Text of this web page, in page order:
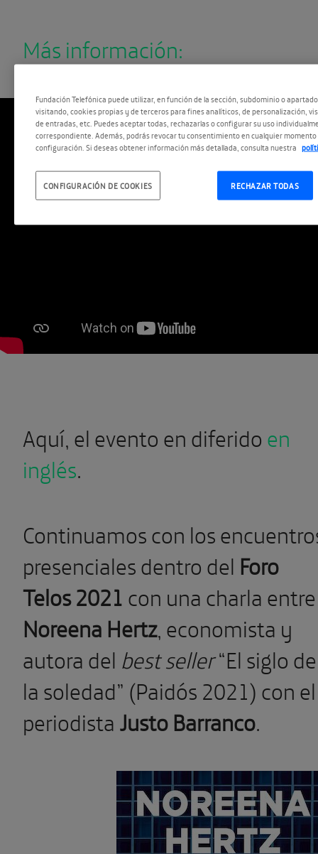
Más información:
Aquí, el evento en diferidoen
inglés.
Continuamos con los
presenciales dentro del Foro
Telos 2021con una charla entre
Noreena Hertz, economista y
autora del best seller“El siglo de
la soledad” (Paidós 2021) con el
periodistaJusto Barranco.
Fundación Telefónica puede utilizar, en función de la sección, subdominio o
visitando, cookies propias y de terceros para fines analíticos, de personalización,
de entradas, etc. Puedes aceptar todas, rechazarlas o configurar su uso
correspondiente. Además, podrás revocar tu consentimiento en cualquier momento
configuración. Si deseas obtener información más detallada, consulta nuestra
RECHAZAR TODAS
CONFIGURACIÓN DE COOKIES